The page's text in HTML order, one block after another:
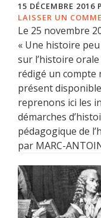
15 DÉCEMBRE 2016
LAISSER UN
Le 25 novembre
« Une histoire
sur l’histoire
rédigé un compte
présent
reprenons ici les
démarches
pédagogique de
par MARC-